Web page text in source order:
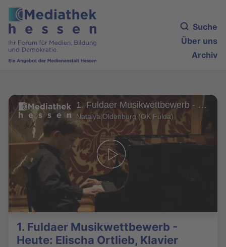
Suche
Über uns
Archiv
1. Fuldaer Musikwettbewerb - Heute: Elischa Ortlieb, Klavier
Natalya Oldenburg (OK Fulda)
1. Fuldaer Musikwettbewerb -
Heute: Elischa Ortlieb, Klavier